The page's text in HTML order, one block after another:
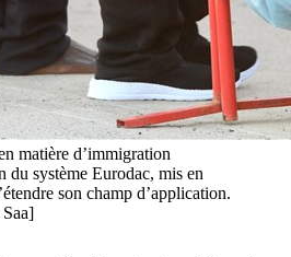
matière d’immigration
du système Eurodac, mis en
son champ d’application.